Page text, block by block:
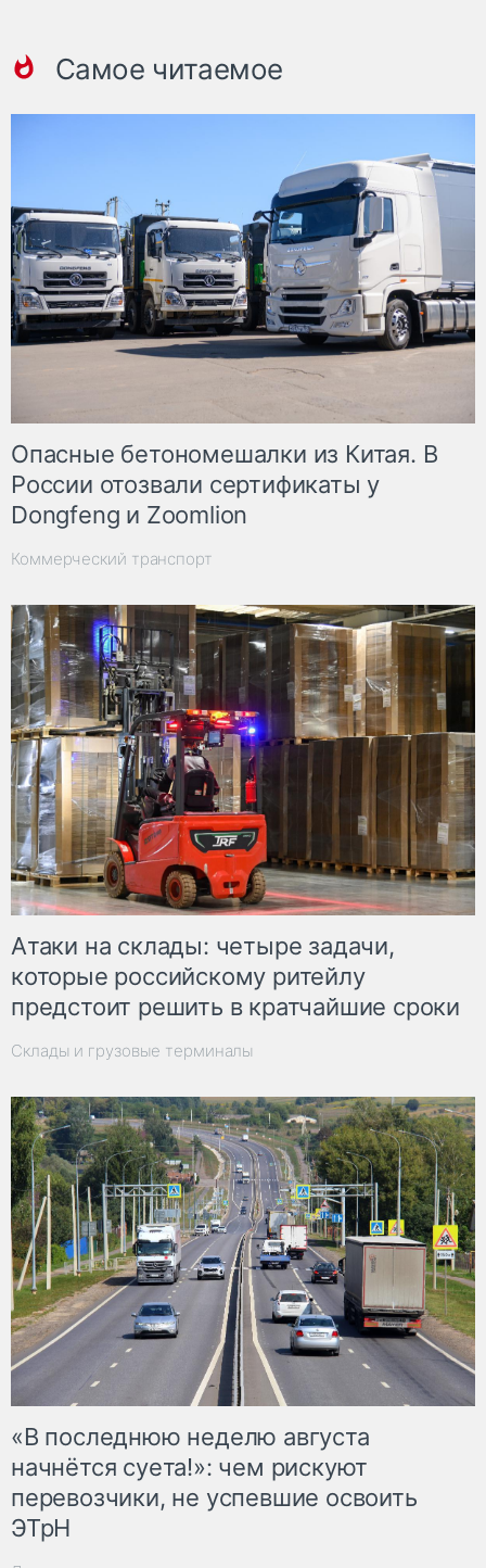
Самое читаемое
Опасные бетономешалки из Китая. В
России отозвали сертификаты у
Dongfeng и Zoomlion
Коммерческий транспорт
Атаки на склады: четыре задачи,
которые российскому ритейлу
предстоит решить в кратчайшие сроки
Склады и грузовые терминалы
«В последнюю неделю августа
начнётся суета!»: чем рискуют
перевозчики, не успевшие освоить
ЭТрН